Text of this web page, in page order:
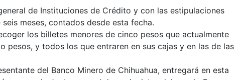
de Instituciones de Crédito y con las estipulaciones
meses, contados desde esta fecha.
los billetes menores de cinco pesos que actualmente
y todos los que entraren en sus cajas y en las de las
del Banco Minero de Chihuahua, entregará en esta